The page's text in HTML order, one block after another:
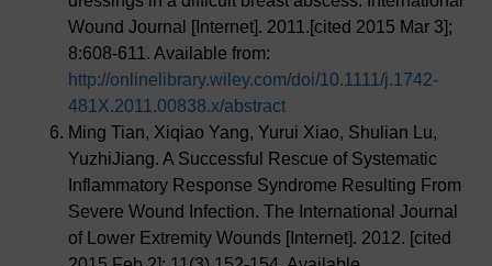
Wound Journal [Internet]. 2011.[cited 2015 Mar 3];
8:608-611. Available from:
http://onlinelibrary.wiley.com/doi/10.1111/j.1742-
481X.2011.00838.x/abstract
Ming Tian, Xiqiao Yang, Yurui Xiao, Shulian Lu,
YuzhiJiang. A Successful Rescue of Systematic
Inflammatory Response Syndrome Resulting From
Severe Wound Infection. The International Journal
of Lower Extremity Wounds [Internet]. 2012. [cited